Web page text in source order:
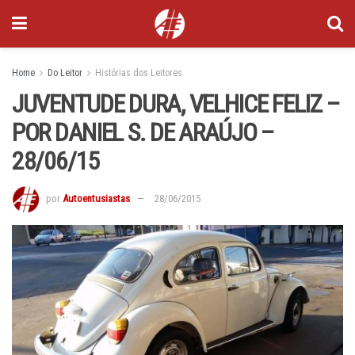
Home Do Leitor Histórias dos Leitores
JUVENTUDE DURA, VELHICE FELIZ –
POR DANIEL S. DE ARAÚJO –
28/06/15
por Autoentusiastas 28/06/2015